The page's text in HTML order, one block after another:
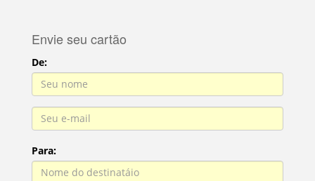
Envie seu cartão
De:
Para: